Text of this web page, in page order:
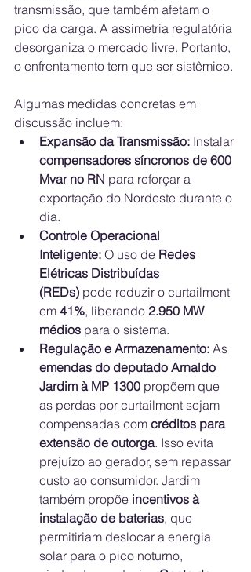
transmissão, que também afetam o
pico da carga. A assimetria regulatória
desorganiza o mercado livre. Portanto,
o enfrentamento tem que ser sistêmico.
Algumas medidas concretas em
discussão incluem:
Expansão da Transmissão: Instalar
compensadores síncronos de 600
Mvar no RN para reforçar a
exportação do Nordeste durante o
dia.
Controle Operacional
Inteligente: O uso de Redes
Elétricas Distribuídas
(REDs) pode reduzir o curtailment
em 41%, liberando 2.950 MW
médios para o sistema.
Regulação e Armazenamento: As
emendas do deputado Arnaldo
Jardim à MP 1300 propõem que
as perdas por curtailment sejam
compensadas com créditos para
extensão de outorga. Isso evita
prejuízo ao gerador, sem repassar
custo ao consumidor. Jardim
também propõe incentivos à
instalação de baterias, que
permitiriam deslocar a energia
solar para o pico noturno,